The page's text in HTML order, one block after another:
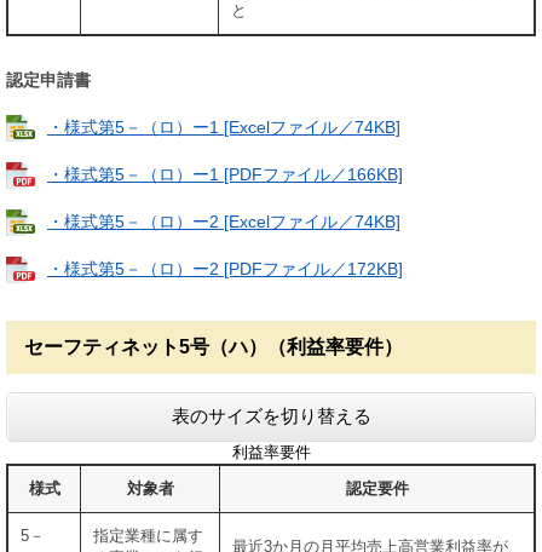
と
認定申請書
・様式第5－（ロ）ー1 [Excelファイル／74KB]
・様式第5－（ロ）ー1 [PDFファイル／166KB]
・様式第5－（ロ）ー2 [Excelファイル／74KB]
・様式第5－（ロ）ー2 [PDFファイル／172KB]
セーフティネット5号（ハ）（利益率要件）
表のサイズを切り替える
利益率要件
様式
対象者 認定要件
5－
指定業種に属す
最近3か月の月平均売上高営業利益率が